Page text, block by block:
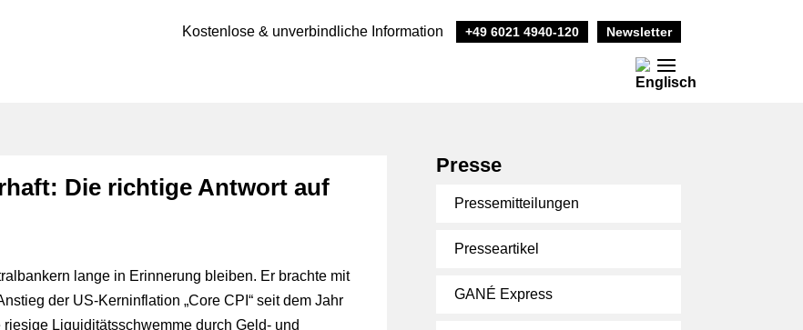
Newsletter
Kostenlose & unverbindliche Information +49 6021 4940-120
Die richtige Antwort auf
lange in Erinnerung bleiben. Er brachte mit
der US-Kerninflation „Core CPI“ seit dem Jahr
Liquiditätsschwemme durch Geld- und
Presse
Pressemitteilungen
Presseartikel
GANÉ Express